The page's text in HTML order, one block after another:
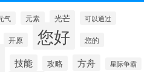
气 元素 光芒 可以通过
开原 您好 您的
技能 攻略 方舟 星际争霸